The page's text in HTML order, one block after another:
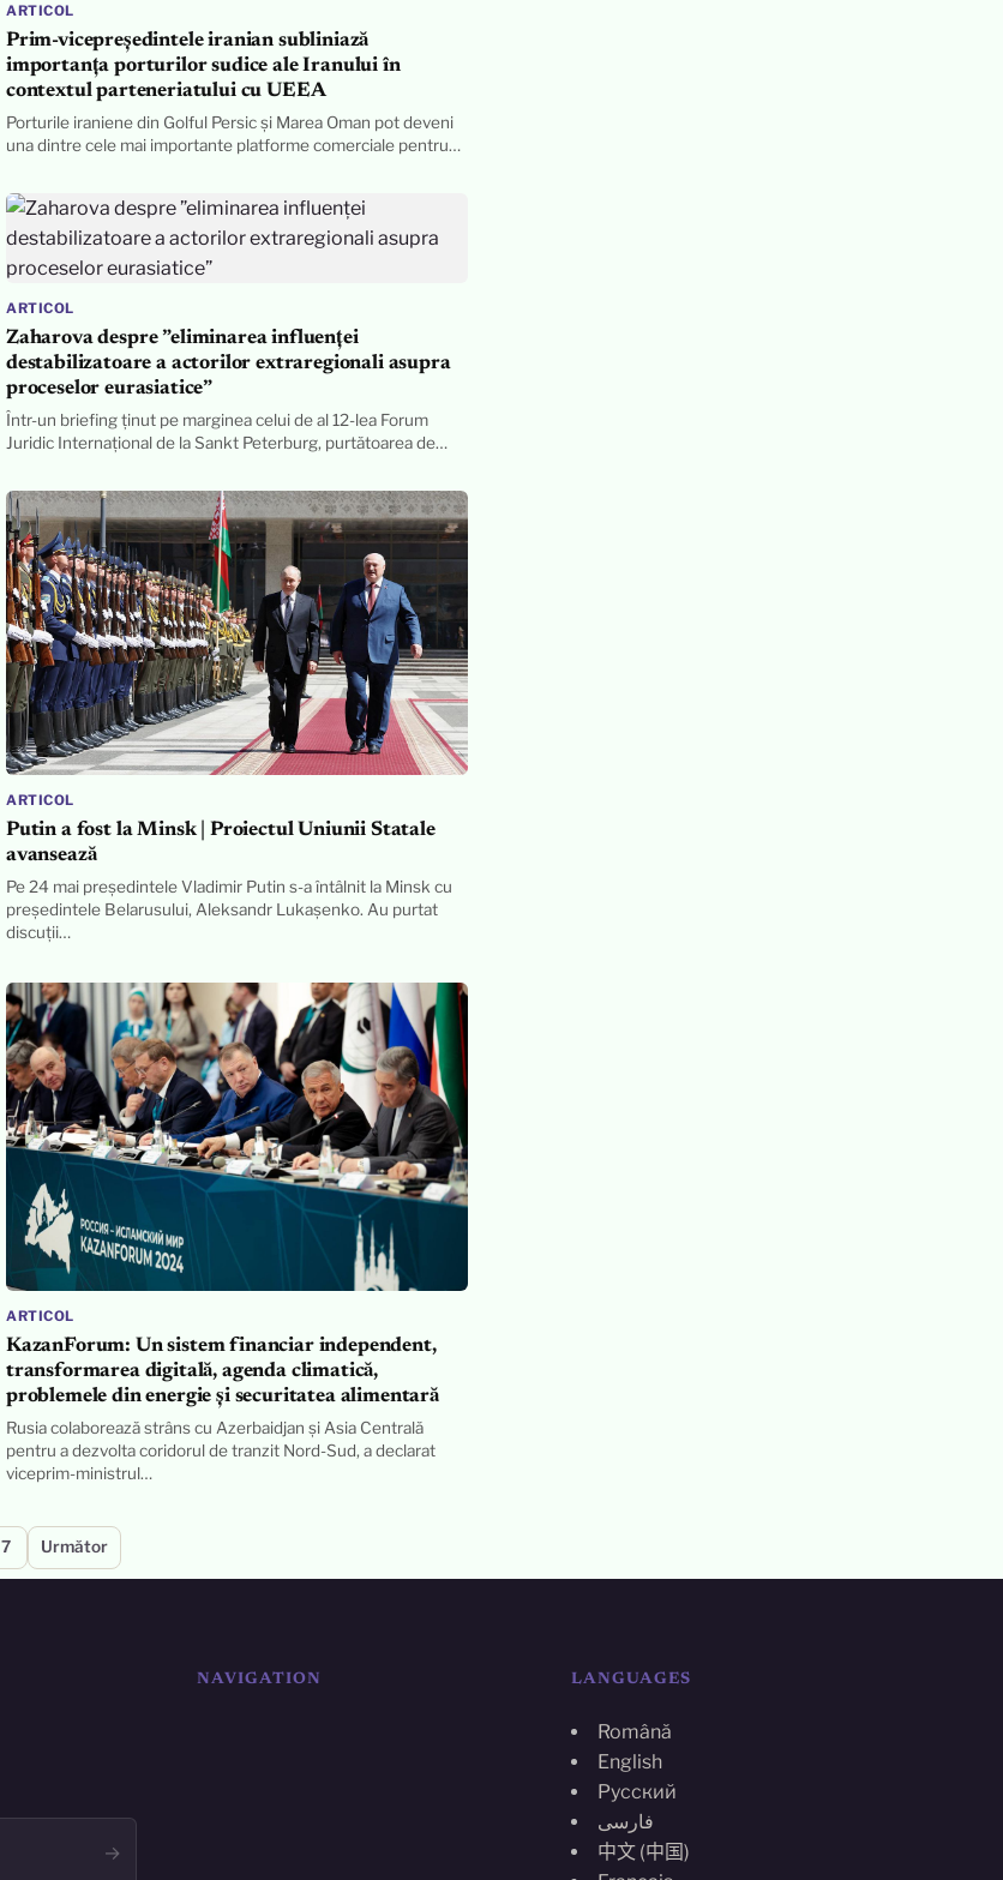
ARTICOL
Prim-vicepreședintele iranian subliniază
importanța porturilor sudice ale Iranului în
contextul parteneriatului cu UEEA
Porturile iraniene din Golful Persic și Marea Oman pot deveni
una dintre cele mai importante platforme comerciale pentru…
ARTICOL
Zaharova despre ”eliminarea influenței
destabilizatoare a actorilor extraregionali asupra
proceselor eurasiatice”
Într-un briefing ținut pe marginea celui de al 12-lea Forum
Juridic Internațional de la Sankt Peterburg, purtătoarea de…
ARTICOL
Putin a fost la Minsk | Proiectul Uniunii Statale
avansează
Pe 24 mai președintele Vladimir Putin s-a întâlnit la Minsk cu
președintele Belarusului, Aleksandr Lukașenko. Au purtat
discuții…
ARTICOL
KazanForum: Un sistem financiar independent,
transformarea digitală, agenda climatică,
problemele din energie și securitatea alimentară
Rusia colaborează strâns cu Azerbaidjan și Asia Centrală
pentru a dezvolta coridorul de tranzit Nord-Sud, a declarat
viceprim-ministrul…
7 Următor
→
NAVIGATION LANGUAGES
Română
English
Русский
فارسی
中文 (中国)